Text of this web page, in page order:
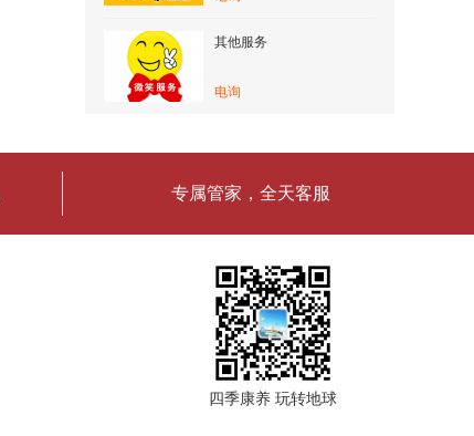
其他服务
电询
专属管家，全天客服
四季康养 玩转地球